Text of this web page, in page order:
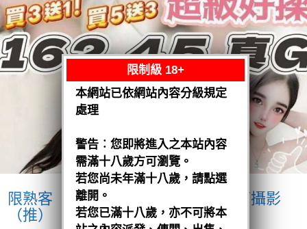
限熟客【沙鹿】優格
越南$3200.可攝影
（推）
限制級 18+
本網站已依網站內容分級規定
處理
警告︰您即將進入之本站內容
需滿十八歲方可瀏覽。
若您尚未年滿十八歲，請點選
離開。
若您已滿十八歲，亦不可將本